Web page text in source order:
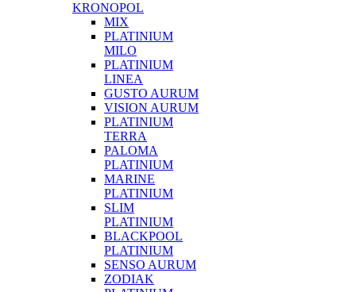
KRONOPOL
MIX
PLATINIUM
MILO
PLATINIUM
LINEA
GUSTO AURUM
VISION AURUM
PLATINIUM
TERRA
PALOMA
PLATINIUM
MARINE
PLATINIUM
SLIM
PLATINIUM
BLACKPOOL
PLATINIUM
SENSO AURUM
ZODIAK